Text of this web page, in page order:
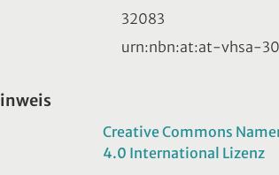
32083
urn:nbn:at:at-vhsa-
Creative Commons
4.0 International Lizenz